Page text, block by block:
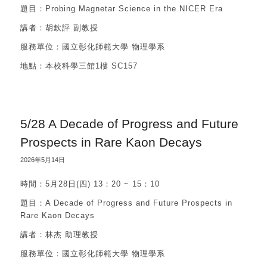
題目：Probing Magnetar Science in the NICER Era
講者：胡欽評 副教授
服務單位：國立彰化師範大學 物理學系
地點：本校科學三館1樓 SC157
5/28 A Decade of Progress and Future
Prospects in Rare Kaon Decays
2026年5月14日
時間：5月28日(四) 13：20 ~ 15：10
題目：A Decade of Progress and Future Prospects in
Rare Kaon Decays
講者：林杰 助理教授
服務單位：國立彰化師範大學 物理學系